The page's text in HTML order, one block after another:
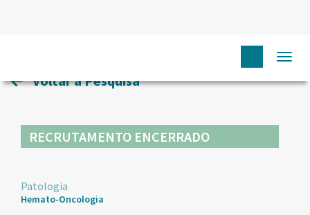
Voltar à Pesquisa
RECRUTAMENTO ENCERRADO
Patologia
Hemato-Oncologia